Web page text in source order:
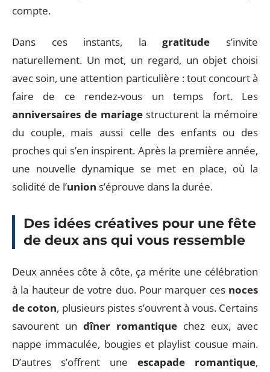
compte.
Dans ces instants, lagratitude s’invite
naturellement. Un mot, un regard, un objet choisi
avec soin, une attention particulière : tout concourt à
faire de ce rendez-vous un temps fort. Les
anniversaires de mariagestructurent la mémoire
du couple, mais aussi celle des enfants ou des
proches qui s’en inspirent. Après la première année,
une nouvelle dynamique se met en place, où la
solidité de l’union s’éprouve dans la durée.
Des idées créatives pour une fête
de deux ans qui vous ressemble
Deux années côte à côte, ça mérite une célébration
à la hauteur de votre duo. Pour marquer ces noces
de coton, plusieurs pistes s’ouvrent à vous. Certains
savourent un dîner romantique chez eux, avec
nappe immaculée, bougies et playlist cousue main.
D’autres s’offrent une escapade romantique,